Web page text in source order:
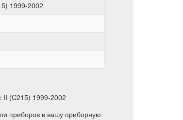
1999-2002
II (C215) 1999-2002
приборов в вашу приборную